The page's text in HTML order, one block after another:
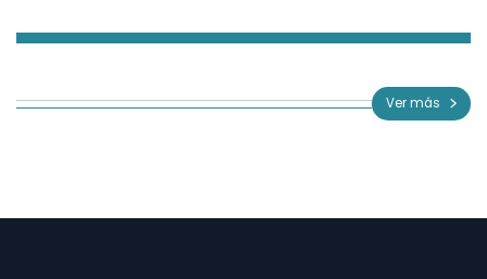
3
Ver más